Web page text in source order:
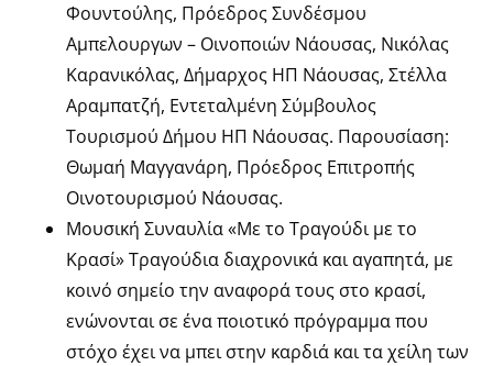
Φουντούλης, Πρόεδρος Συνδέσμου
Αμπελουργων – Οινοποιών Νάουσας, Νικόλας
Καρανικόλας, Δήμαρχος ΗΠ Νάουσας, Στέλλα
Αραμπατζή, Εντεταλμένη Σύμβουλος
Τουρισμού Δήμου ΗΠ Νάουσας. Παρουσίαση:
Θωμαή Μαγγανάρη, Πρόεδρος Επιτροπής
Οινοτουρισμού Νάουσας.
Μουσική Συναυλία «Με το Τραγούδι με το
Κρασί» Τραγούδια διαχρονικά και αγαπητά, με
κοινό σημείο την αναφορά τους στο κρασί,
ενώνονται σε ένα ποιοτικό πρόγραμμα που
στόχο έχει να μπει στην καρδιά και τα χείλη των